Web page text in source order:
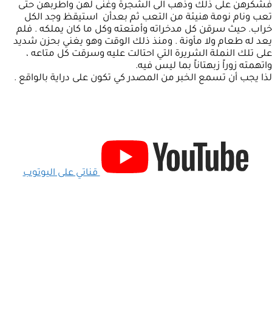
فشكرهن على ذلك وذهب الى الشجرة وغنى لهن واطربهن حتى
تعب ونام نومة هنيئة من التعب ثم بعدأن استيقظ وجد الكل
خراب. حيث سرقن كل مدخراته وأمتعته وكل ما كان يملكه . فلم
يعد له طعام ولا مأونة . ومنذ ذلك الوقت وهو يغني بحزن شديد
على تلك النملة الشريرة التي احتالت عليه وسرقت كل متاعه ،
واتهمته زوراً زبهتاناً بما ليس فيه.
لذا يجب أن تسمع الخبر من المصدر كي تكون على دراية بالواقع .
قناتي على اليوتوب